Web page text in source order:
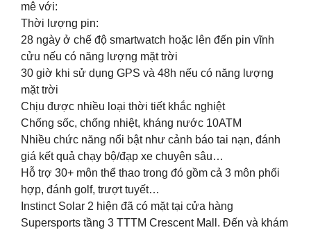
mê với:
Thời lượng pin:
28 ngày ở chế độ smartwatch hoặc lên đến pin vĩnh
cửu nếu có năng lượng mặt trời
30 giờ khi sử dụng GPS và 48h nếu có năng lượng
mặt trời
Chịu được nhiều loại thời tiết khắc nghiệt
Chống sốc, chống nhiệt, kháng nước 10ATM
Nhiều chức năng nổi bật như cảnh báo tai nạn, đánh
giá kết quả chạy bộ/đạp xe chuyên sâu…
Hỗ trợ 30+ môn thể thao trong đó gồm cả 3 môn phối
hợp, đánh golf, trượt tuyết…
Instinct Solar 2 hiện đã có mặt tại cửa hàng
Supersports tầng 3 TTTM Crescent Mall. Đến và khám